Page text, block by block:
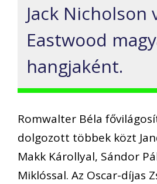
Jack Nicholson
Eastwood
hangjaként.
Romwalter Béla
dolgozott többek közt
Makk Károllyal, Sándor
Miklóssal. Az Oscar-díjas